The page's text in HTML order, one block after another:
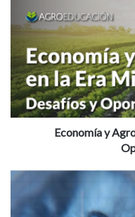
Agro
la
Era
Milei:
Desafíos
y
OportunidadesEconomía y
¿Qué
frente